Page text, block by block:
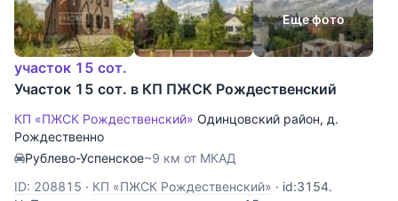
Еще фото
участок 15 сот.
Участок 15 сот. в КП ПЖСК Рождественский
КП «ПЖСК Рождественский» Одинцовский район, д.
Рождественно
Рублево-Успенское~9 км от МКАД
ID: 208815 · КП «ПЖСК Рождественский» · id:3154.